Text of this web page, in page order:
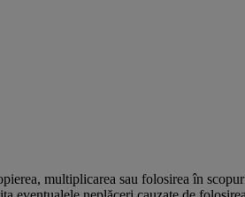
multiplicarea sau folosirea în